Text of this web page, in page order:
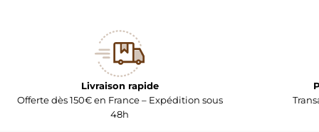
Livraison rapide
Offerte dès 150€ en France – Expédition sous
48h